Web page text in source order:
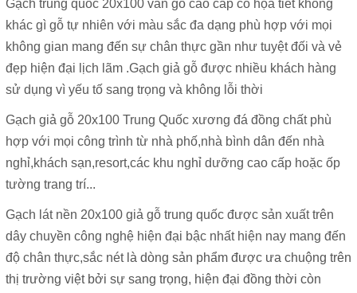
Gạch trung quốc 20x100 vân gỗ cao cấp có họa tiết không
khác gì gỗ tự nhiên với màu sắc đa dạng phù hợp với mọi
không gian mang đến sự chân thực gần như tuyệt đối và vẻ
đẹp hiện đại lịch lãm .Gạch giả gỗ được nhiều khách hàng
sử dụng vì yếu tố sang trọng và không lỗi thời
Gạch giả gỗ 20x100 Trung Quốc xương đá đồng chất phù
hợp với mọi công trình từ nhà phố,nhà bình dân đến nhà
nghỉ,khách sạn,resort,các khu nghỉ dưỡng cao cấp hoặc ốp
tường trang trí...
Gạch lát nền 20x100 giả gỗ trung quốc được sản xuất trên
dây chuyền công nghệ hiện đại bậc nhất hiện nay mang đến
độ chân thực,sắc nétlà dòng sản phẩm được ưa chuộng trên
thị trường việt bởi sự sang trọng, hiện đại đồng thời còn